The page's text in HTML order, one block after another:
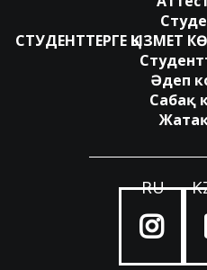
СТУДЕНТТЕРГЕ ҚЫЗМЕТ
Әдеп
Сабақ
RU